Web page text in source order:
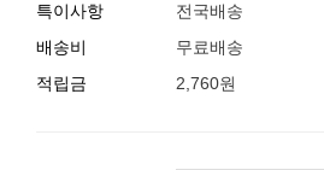
특이사항
전국배송
배송비
무료배송
적립금
2,760원